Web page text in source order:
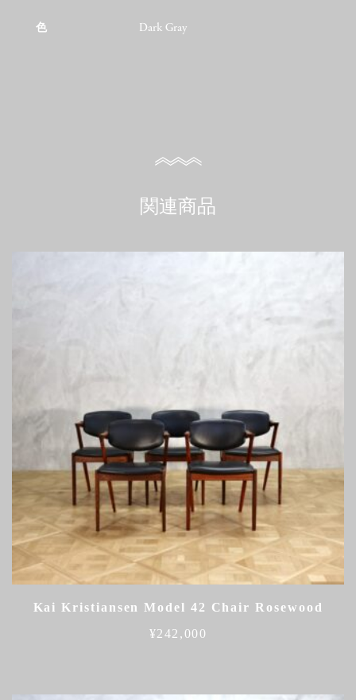
色 Dark Gray
関連商品
Kai Kristiansen Model 42 Chair Rosewood
¥242,000